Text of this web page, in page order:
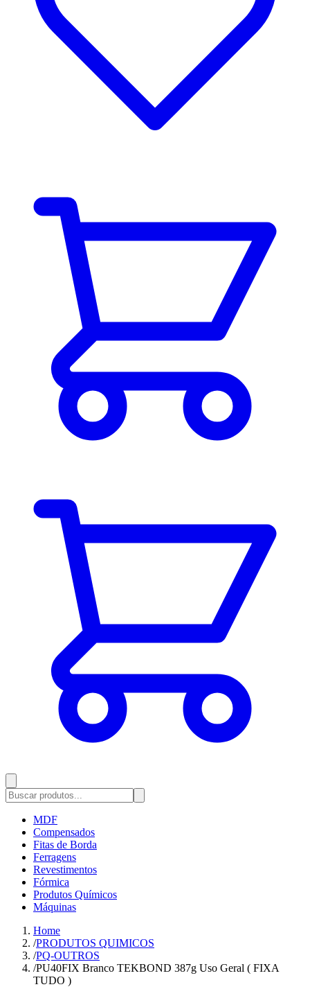
MDF
Compensados
Fitas de Borda
Ferragens
Revestimentos
Fórmica
Produtos Químicos
Máquinas
Home
/PRODUTOS QUIMICOS
/PQ-OUTROS
/PU40FIX Branco TEKBOND 387g Uso Geral ( FIXA
TUDO )